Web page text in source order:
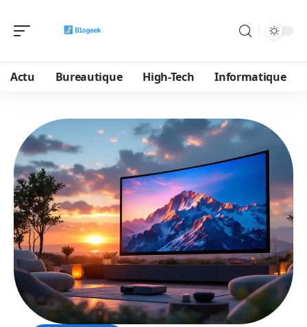
Actu Bureautique High-Tech Informatique